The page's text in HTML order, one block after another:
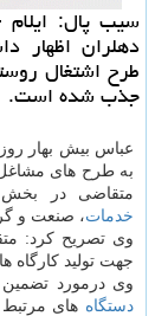
سیب پال: ایلام
جذب شده است.
عباس بیش بهار
متقاضی در بخش
خدمات، صنعت و
وی تصریح كرد:
جهت تولید كارگاه
وی درمورد تضمین
دستگاه های